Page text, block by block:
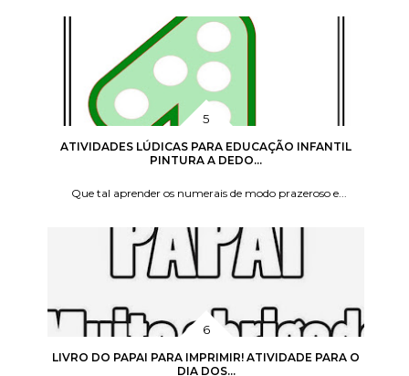
ATIVIDADES LÚDICAS PARA EDUCAÇÃO INFANTIL
PINTURA A DEDO...
Que tal aprender os numerais de modo prazeroso e...
LIVRO DO PAPAI PARA IMPRIMIR! ATIVIDADE PARA O
DIA DOS...